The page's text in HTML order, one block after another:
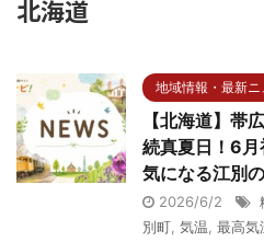
北海道
地域情報・最新ニ
【北海道】
続真夏日！6
気になる江別
2026/6/2
別町, 気温, 最高気